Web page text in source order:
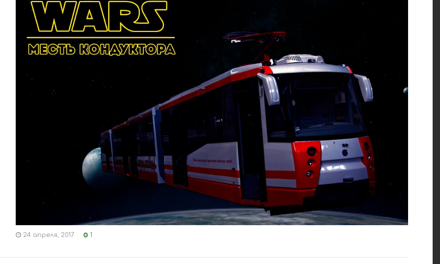
24 апреля, 2017 1